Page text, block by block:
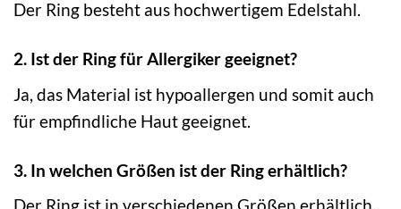
Der Ring besteht aus hochwertigem Edelstahl.
2. Ist der Ring für Allergiker geeignet?
Ja, das Material ist hypoallergen und somit auch
für empfindliche Haut geeignet.
3. In welchen Größen ist der Ring erhältlich?